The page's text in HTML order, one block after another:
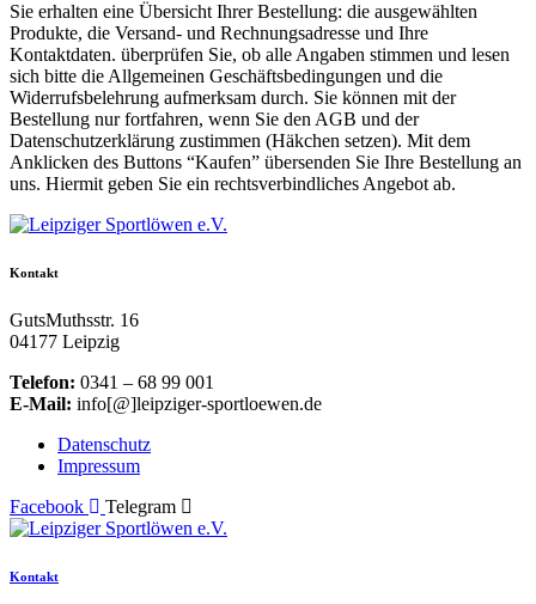
Sie erhalten eine Übersicht Ihrer Bestellung: die ausgewählten
Produkte, die Versand- und Rechnungsadresse und Ihre
Kontaktdaten. überprüfen Sie, ob alle Angaben stimmen und lesen
sich bitte die Allgemeinen Geschäftsbedingungen und die
Widerrufsbelehrung aufmerksam durch. Sie können mit der
Bestellung nur fortfahren, wenn Sie den AGB und der
Datenschutzerklärung zustimmen (Häkchen setzen). Mit dem
Anklicken des Buttons “Kaufen” übersenden Sie Ihre Bestellung an
uns. Hiermit geben Sie ein rechtsverbindliches Angebot ab.
Kontakt
GutsMuthsstr. 16
04177 Leipzig
Telefon: 0341 – 68 99 001
E-Mail: info[@]leipziger-sportloewen.de
Datenschutz
Impressum
Facebook
Telegram
Kontakt